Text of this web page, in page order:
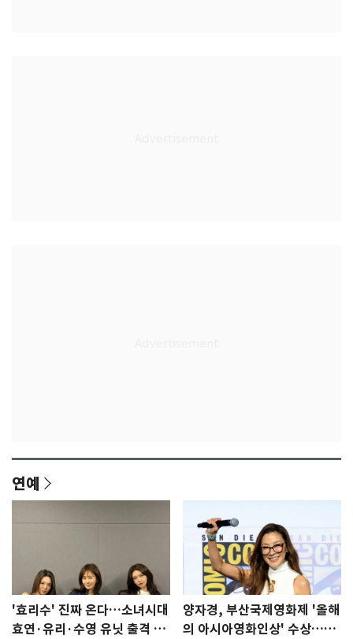
연예
'효리수' 진짜 온다…소녀시대
효연·유리·수영 유닛 출격 [N
양자경, 부산국제영화제 '올해
의 아시아영화인상' 수상…15